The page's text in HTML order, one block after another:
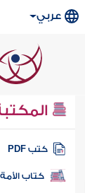
عربي
كتب PDF